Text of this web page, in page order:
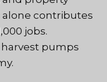
alone contributes
jobs.
harvest pumps